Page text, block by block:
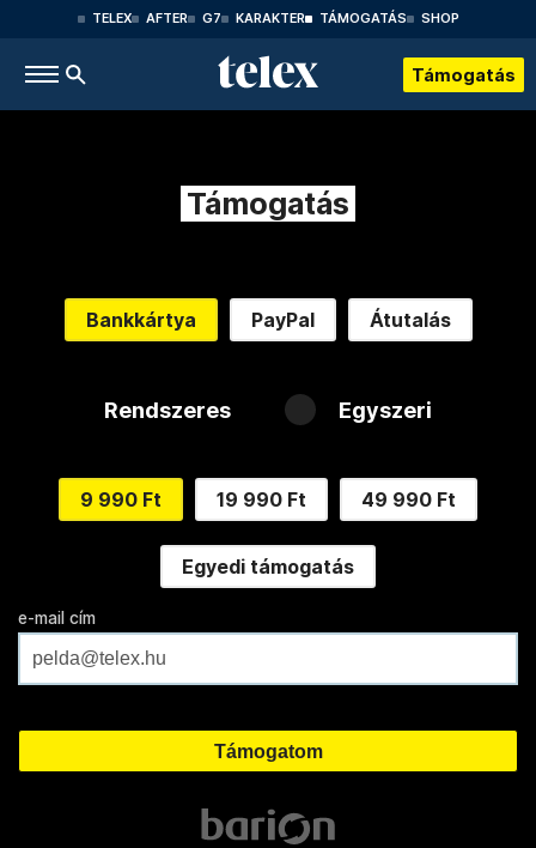
TELEX AFTER G7 KARAKTER TÁMOGATÁS SHOP
Támogatás
Támogatás
Bankkártya PayPal Átutalás
Rendszeres Egyszeri
9 990 Ft 19 990 Ft 49 990 Ft
Egyedi támogatás
e-mail cím